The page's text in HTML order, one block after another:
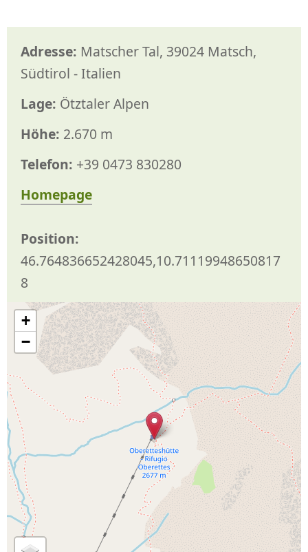
Adresse: Matscher Tal, 39024 Matsch,
Südtirol - Italien
Lage: Ötztaler Alpen
Höhe: 2.670 m
Telefon: +39 0473 830280
Homepage
Position:
46.764836652428045,10.71119948650817
8
+
−